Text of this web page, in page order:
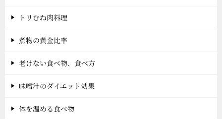
トリむね肉料理
煮物の黄金比率
老けない食べ物、食べ方
味噌汁のダイエット効果
体を温める食べ物